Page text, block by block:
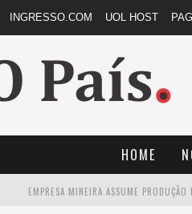
INGRESSO.COM UOL HOST
HOME